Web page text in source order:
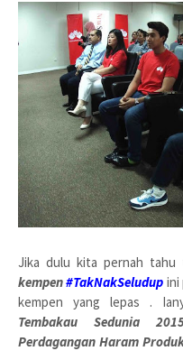
Jika dulu kita pernah tahu
kempen#TakNakSeludup ini
kempen yang lepas .
Tembakau Sedunia
Perdagangan Haram